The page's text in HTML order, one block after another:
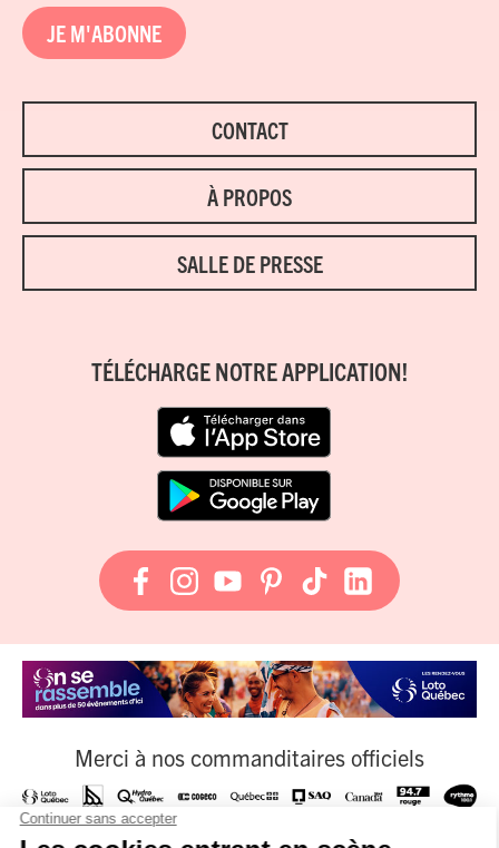
JE M'ABONNE
CONTACT
À PROPOS
SALLE DE PRESSE
TÉLÉCHARGE NOTRE APPLICATION!
Merci à nos commanditaires officiels